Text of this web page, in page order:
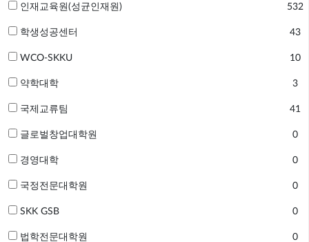
인재교육원(성균인재원) 532
학생성공센터 43
WCO-SKKU 10
약학대학 3
국제교류팀 41
글로벌창업대학원 0
경영대학 0
국정전문대학원 0
SKK GSB 0
법학전문대학원 0